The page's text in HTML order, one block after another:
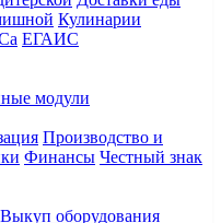
Кулинарии
ЕГАИС
модули
Производство и
Финансы Честный знак
Выкуп оборудования